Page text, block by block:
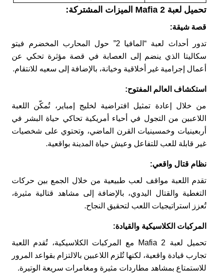
تحميل لعبة Mafia 2 الميزات المشتركة:
قصة شيقة:
تدور أحداث لعبة “المافيا 2” حول المحارب المخضرم فيتو
سكاليتا الذي ينضم إلى العصابة في قصة مؤثرة تحكي عن
أعمال إجرامية غير أخلاقية وخيانة، بالإضافة إلى سعيه للانتقام.
استكشاف العالم المفتوح:
من خلال إعادة تمثيل افتراضية لخليج إمباير، تُمكّن اللعبة
اللاعبين من التجول في أحياء أمريكية تحاكي حياة البشر في
أربعينيات وخمسينيات القرن الماضي، وتحتوي على شخصيات
غير قابلة للعب للتفاعل وعيش حياة المدينة بواقعية.
نظام قتال واقعي:
تقدم اللعبة مواقف لعب طبيعية من خلال الجمع بين حركات
التغطية والقتال اليدوي، بالإضافة إلى مشاهد قتالية مثيرة،
تُعزز استراتيجيات اللعب لتحقيق النجاح.
المركبات الكلاسيكية والقيادة:
تحميل لعبة Mafia 2 مع المركبات الكلاسيكية، تُقدم اللعبة
تجارب قيادة واقعية، لكنها تُلزم اللاعبين بالالتزام بقواعد المرور
للاستمتاع بمشاهد مطاردات مثيرة ومغامرات سريعة الوتيرة.